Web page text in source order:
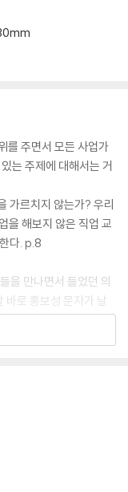
는가
하라
올려라
작성하라
게 조정하라
린다
인다
를 주면서 모든 사업가
는 주제에 대해서는 거
가르치지 않는가? 우리
을 해보지 않은 직업 교
다. p.8
을 만나면서 들었던 의
바로 홍보성 문자가 날
고성 메시지를 보냅니
한 번 하지 않고 5,000
‘농사’입니다. 오늘 씨
잖아!”라며 한탄하는
노력을 투자해 열매
워킹의 고수가 되길 원